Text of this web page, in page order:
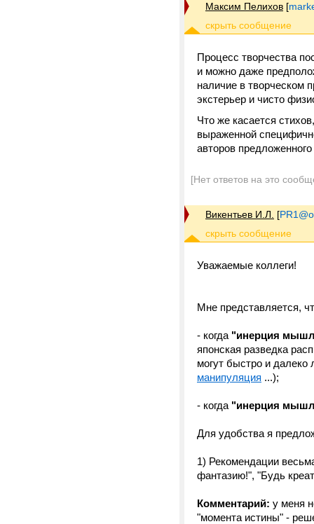
Максим Пелихов [
Процесс творчества
и можно даже
наличие в творческом
экстерьер и чисто
Что же касается
выраженной
авторов
[Нет ответов на это
Викентьев И.Л. [
Уважаемые коллеги!
Мне представляется,
- когда "инерция
японская разведка
могут быстро и далеко
манипуляция ...);
- когда "инерция
Для удобства я
1) Рекомендации
фантазию!", "Будь
Комментарий: у меня
"момента истины" -